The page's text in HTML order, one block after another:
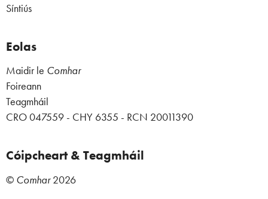
Síntiús
Eolas
Maidir le Comhar
Foireann
Teagmháil
CRO 047559 - CHY 6355 - RCN 20011390
Cóipcheart & Teagmháil
© Comhar2026